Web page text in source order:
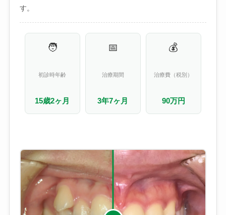
す。
🧑
初診時年齢
15歳2ヶ月
📅
治療期間
3年7ヶ月
💰
治療費（税別）
90万円